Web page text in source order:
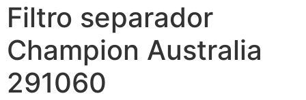
Filtro separador
Champion Australia
291060